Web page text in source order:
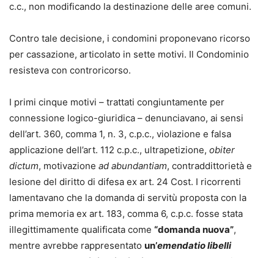
c.c., non modificando la destinazione delle aree comuni.
Contro tale decisione, i condomini proponevano ricorso
per cassazione, articolato in sette motivi. Il Condominio
resisteva con controricorso.
I primi cinque motivi – trattati congiuntamente per
connessione logico-giuridica – denunciavano, ai sensi
dell’art. 360, comma 1, n. 3, c.p.c., violazione e falsa
applicazione dell’art. 112 c.p.c., ultrapetizione, obiter
dictum, motivazione ad abundantiam, contraddittorietà e
lesione del diritto di difesa ex art. 24 Cost. I ricorrenti
lamentavano che la domanda di servitù proposta con la
prima memoria ex art. 183, comma 6, c.p.c. fosse stata
illegittimamente qualificata come “domanda nuova”,
mentre avrebbe rappresentato un’emendatio libelli